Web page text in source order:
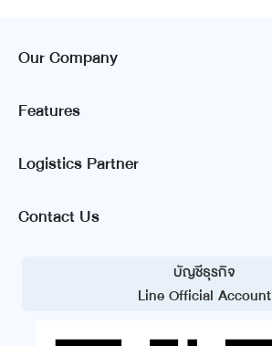
Our Company
Features
Logistics Partner
Contact Us
บัญชีธุรกิจ
Line Official Account